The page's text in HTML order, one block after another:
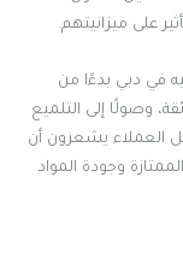
على ميزانيتهم.
في دبي بدءًا من
وصولًا إلى التلميع
العملاء يشعرون أن
وجودة المواد